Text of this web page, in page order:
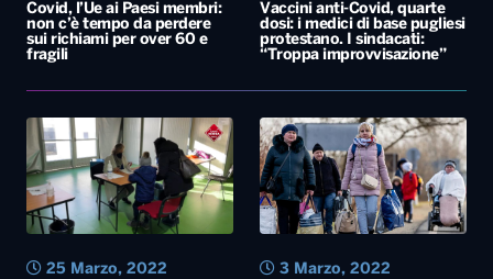
Covid, l’Ue ai Paesi membri:
non c’è tempo da perdere
sui richiami per over 60 e
fragili
Vaccini anti-Covid, quarte
dosi: i medici di base pugliesi
protestano. I sindacati:
“Troppa improvvisazione”
25 Marzo, 2022 3 Marzo, 2022